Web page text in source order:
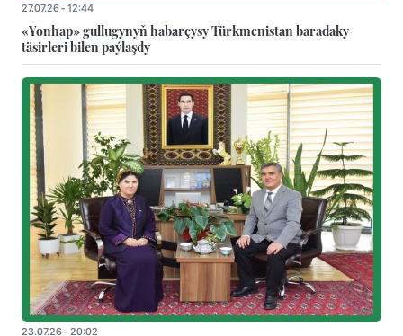
27.07.26 - 12:44
«Yonhap» gullugynyň habarçysy Türkmenistan baradaky
täsirleri bilen paýlaşdy
23.07.26 - 20:02